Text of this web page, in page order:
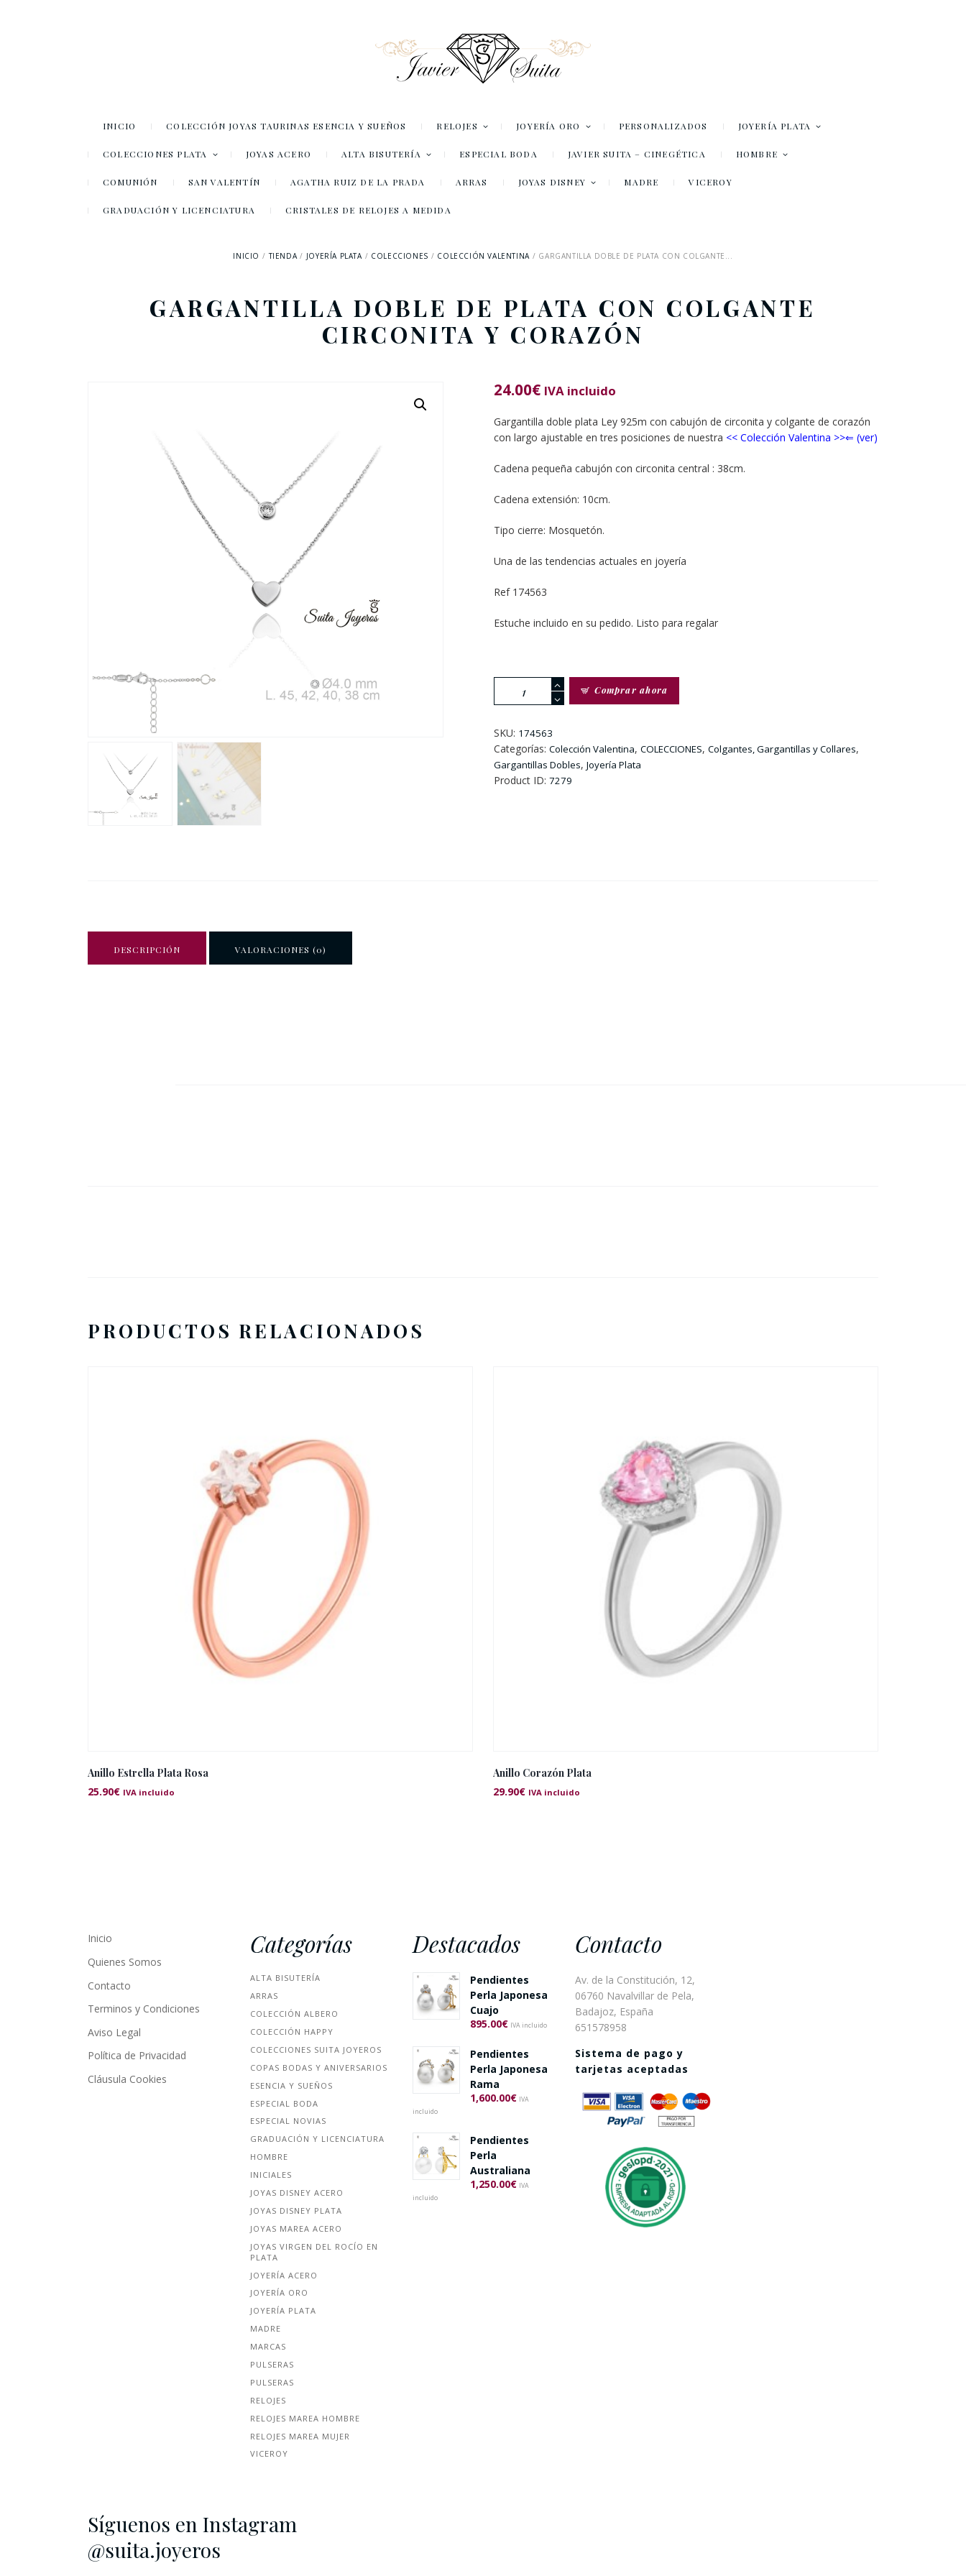
INICIO COLECCIÓN JOYAS TAURINAS ESENCIA Y SUEÑOS RELOJES JOYERÍA ORO PERSONALIZADOS JOYERÍA PLATA
COLECCIONES PLATA JOYAS ACERO ALTA BISUTERÍA ESPECIAL BODA JAVIER SUITA – CINEGÉTICA HOMBRE
COMUNIÓN SAN VALENTÍN AGATHA RUIZ DE LA PRADA ARRAS JOYAS DISNEY MADRE VICEROY
GRADUACIÓN Y LICENCIATURA CRISTALES DE RELOJES A MEDIDA
INICIO TIENDA JOYERÍA PLATA COLECCIONES COLECCIÓN VALENTINA GARGANTILLA DOBLE DE PLATA CON COLGANTE...
GARGANTILLA DOBLE DE PLATA CON COLGANTE
CIRCONITA Y CORAZÓN
24.00€ IVA incluido
Gargantilla doble plata Ley 925m con cabujón de circonita y colgante de corazón
con largo ajustable en tres posiciones de nuestra << Colección Valentina >>⇐ (ver)
Cadena pequeña cabujón con circonita central : 38cm.
Cadena extensión: 10cm.
Tipo cierre: Mosquetón.
Una de las tendencias actuales en joyería
Ref 174563
Estuche incluido en su pedido. Listo para regalar
Plata
Con
Colgante
Circonita
Comprar ahora
SKU: 174563
Categorías: Colección Valentina, COLECCIONES, Colgantes, Gargantillas y Collares,
Gargantillas Dobles, Joyería Plata
Product ID: 7279
DESCRIPCIÓN VALORACIONES (0)
PRODUCTOS RELACIONADOS
Anillo Estrella Plata Rosa
25.90€ IVA incluido
Anillo Corazón Plata
29.90€ IVA incluido
Inicio
Quienes Somos
Contacto
Terminos y Condiciones
Aviso Legal
Política de Privacidad
Cláusula Cookies
Categorías
ALTA BISUTERÍA
ARRAS
COLECCIÓN ALBERO
COLECCIÓN HAPPY
COLECCIONES SUITA JOYEROS
COPAS BODAS Y ANIVERSARIOS
ESENCIA Y SUEÑOS
ESPECIAL BODA
ESPECIAL NOVIAS
GRADUACIÓN Y LICENCIATURA
HOMBRE
INICIALES
JOYAS DISNEY ACERO
JOYAS DISNEY PLATA
JOYAS MAREA ACERO
JOYAS VIRGEN DEL ROCÍO EN
PLATA
JOYERÍA ACERO
JOYERÍA ORO
JOYERÍA PLATA
MADRE
MARCAS
PULSERAS
PULSERAS
RELOJES
RELOJES MAREA HOMBRE
RELOJES MAREA MUJER
VICEROY
Destacados
Pendientes
Perla Japonesa
Cuajo
895.00€ IVA incluido
Pendientes
Perla Japonesa
Rama
1,600.00€ IVA
incluido
Pendientes
Perla
Australiana
1,250.00€ IVA
incluido
Contacto
Av. de la Constitución, 12,
06760 Navalvillar de Pela,
Badajoz, España
651578958
Sistema de pago y
tarjetas aceptadas
Síguenos en Instagram
@suita.joyeros